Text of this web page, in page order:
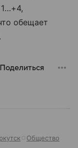
обещает
Поделиться
Общество